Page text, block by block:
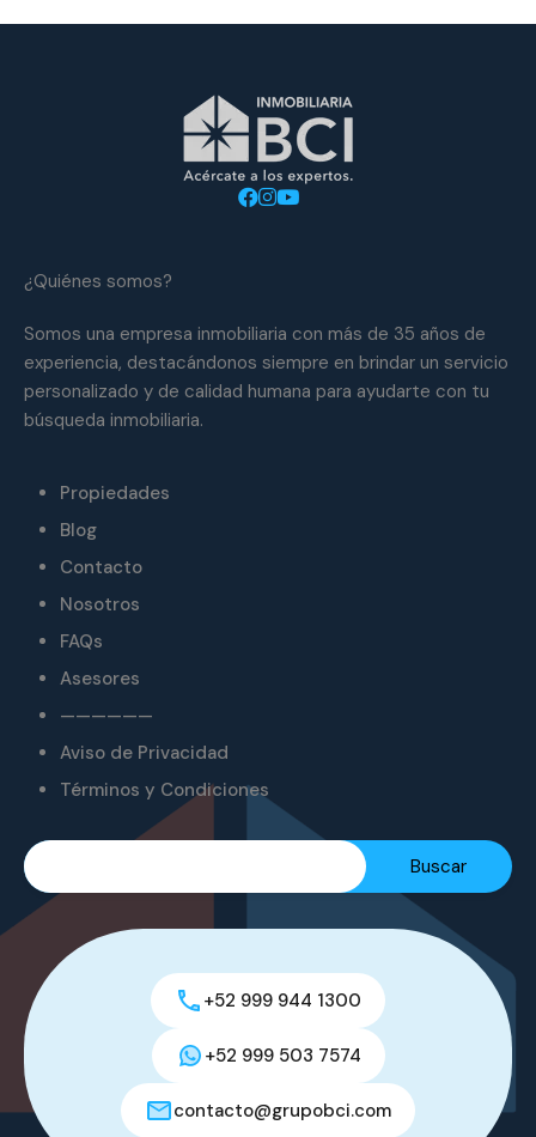
¿Quiénes somos?
Somos una empresa inmobiliaria con más de 35 años de
experiencia, destacándonos siempre en brindar un servicio
personalizado y de calidad humana para ayudarte con tu
búsqueda inmobiliaria.
Propiedades
Blog
Contacto
Nosotros
FAQs
Asesores
——————
Aviso de Privacidad
Términos y Condiciones
+52 999 944 1300
+52 999 503 7574
contacto@grupobci.com